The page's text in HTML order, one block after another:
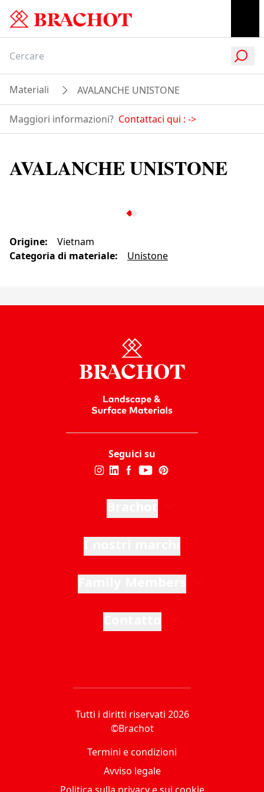
Materiali AVALANCHE UNISTONE
Maggiori informazioni? Contattaci qui : ->
AVALANCHE UNISTONE
Origine:
Vietnam
Categoria di materiale: Unistone
Seguici su
Tutti i diritti riservati 2026
©Brachot
Termini e condizioni
Avviso legale